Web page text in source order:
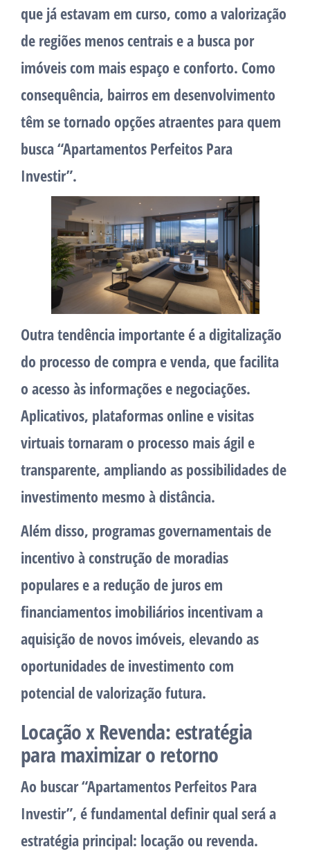
que já estavam em curso, como a valorização
de regiões menos centrais e a busca por
imóveis com mais espaço e conforto. Como
consequência, bairros em desenvolvimento
têm se tornado opções atraentes para quem
busca “Apartamentos Perfeitos Para
Investir”.
Outra tendência importante é a digitalização
do processo de compra e venda, que facilita
o acesso às informações e negociações.
Aplicativos, plataformas online e visitas
virtuais tornaram o processo mais ágil e
transparente, ampliando as possibilidades de
investimento mesmo à distância.
Além disso, programas governamentais de
incentivo à construção de moradias
populares e a redução de juros em
financiamentos imobiliários incentivam a
aquisição de novos imóveis, elevando as
oportunidades de investimento com
potencial de valorização futura.
Locação x Revenda: estratégia
para maximizar o retorno
Ao buscar “Apartamentos Perfeitos Para
Investir”, é fundamental definir qual será a
estratégia principal: locação ou revenda.